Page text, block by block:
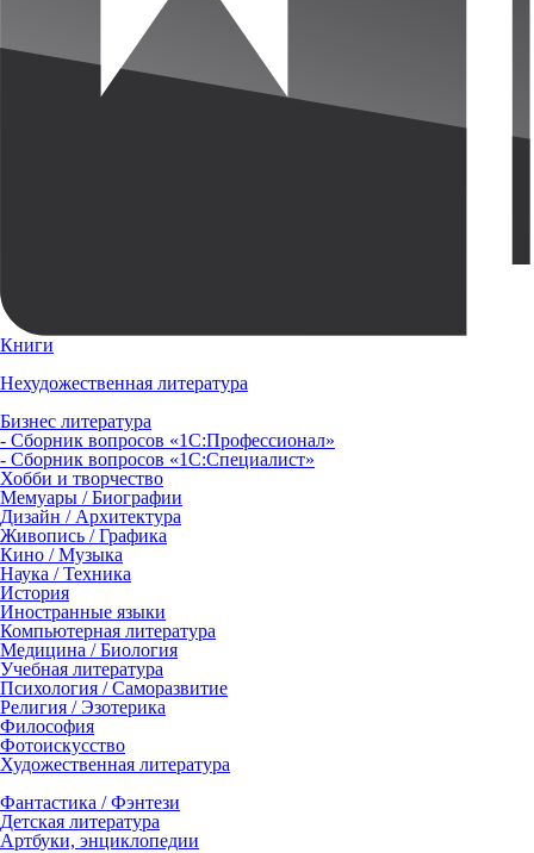
Книги
Нехудожественная литература
Бизнес литература
- Сборник вопросов «1С:Профессионал»
- Сборник вопросов «1С:Специалист»
Хобби и творчество
Мемуары / Биографии
Дизайн / Архитектура
Живопись / Графика
Кино / Музыка
Наука / Техника
История
Иностранные языки
Компьютерная литература
Медицина / Биология
Учебная литература
Психология / Саморазвитие
Религия / Эзотерика
Философия
Фотоискусство
Художественная литература
Фантастика / Фэнтези
Детская литература
Артбуки, энциклопедии